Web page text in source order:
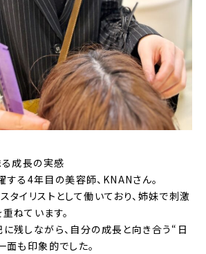
る成長の実感
る4年目の美容師、KNANさん。
タイリストとして働いており、姉妹で刺激
ねています。
残しながら、自分の成長と向き合う“日
も印象的でした。